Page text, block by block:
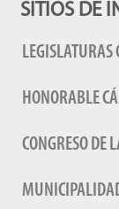
SITIOS DE
LEGISLATURAS
HONORABLE
CONGRESO DE